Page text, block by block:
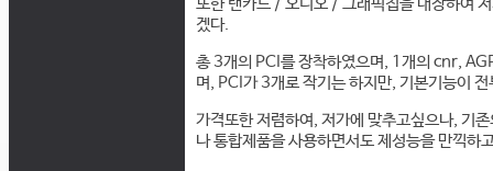
또한 랜카드 / 오디오 / 그래픽칩을 내장하여
겠다.
총 3개의 PCI를 장착하였으며, 1개의 cnr,
며, PCI가 3개로 작기는 하지만, 기본기능이
가격또한 저렴하여, 저가에 맞추고싶으나, 기
나 통합제품을 사용하면서도 제성능을 만끽하